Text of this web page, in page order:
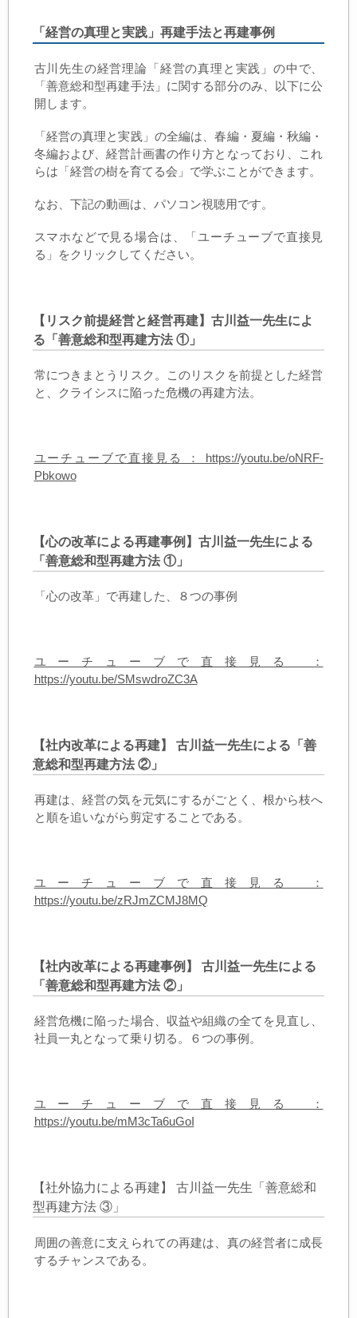
「経営の真理と実践」再建手法と再建事例
古川先生の経営理論「経営の真理と実践」の中で、
「善意総和型再建手法」に関する部分のみ、以下に公
開します。
「経営の真理と実践」の全編は、春編・夏編・秋編・
冬編および、経営計画書の作り方となっており、これ
らは「経営の樹を育てる会」で学ぶことができます。
なお、下記の動画は、パソコン視聴用です。
スマホなどで見る場合は、「ユーチューブで直接見
る」をクリックしてください。
【リスク前提経営と経営再建】古川益一先生によ
る「善意総和型再建方法 ①」
常につきまとうリスク。このリスクを前提とした経営
と、クライシスに陥った危機の再建方法。
ユーチューブで直接見る ： https://youtu.be/oNRF-
Pbkowo
【心の改革による再建事例】古川益一先生による
「善意総和型再建方法 ①」
「心の改革」で再建した、８つの事例
ユーチューブで直接見る ：
https://youtu.be/SMswdroZC3A
【社内改革による再建】 古川益一先生による「善
意総和型再建方法 ②」
再建は、経営の気を元気にするがごとく、根から枝へ
と順を追いながら剪定することである。
ユーチューブで直接見る ：
https://youtu.be/zRJmZCMJ8MQ
【社内改革による再建事例】 古川益一先生による
「善意総和型再建方法 ②」
経営危機に陥った場合、収益や組織の全てを見直し、
社員一丸となって乗り切る。６つの事例。
ユーチューブで直接見る ：
https://youtu.be/mM3cTa6uGoI
【社外協力による再建】 古川益一先生「善意総和
型再建方法 ③」
周囲の善意に支えられての再建は、真の経営者に成長
するチャンスである。